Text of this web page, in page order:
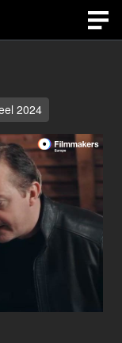
2024